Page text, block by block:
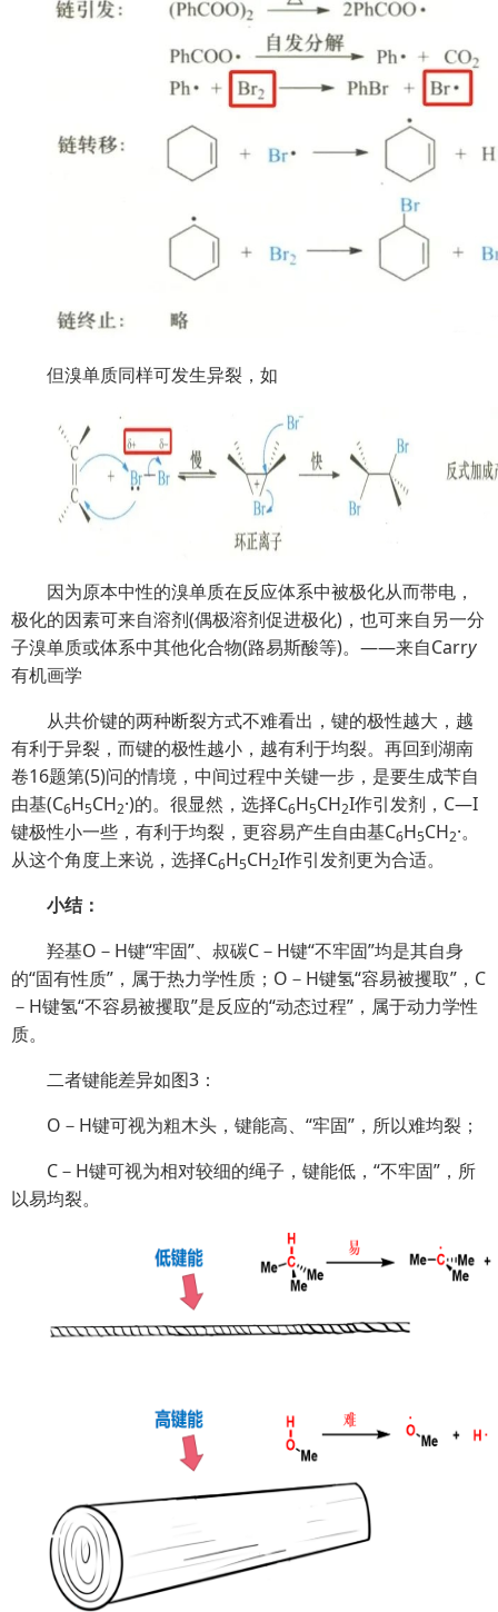
但溴单质同样可发生异裂，如
因为原本中性的溴单质在反应体系中被极化从而带电，
极化的因素可来自溶剂(偶极溶剂促进极化)，也可来自另一分
子溴单质或体系中其他化合物(路易斯酸等)。 ——来自Carry
有机画学
从共价键的两种断裂方式不难看出，键的极性越大，越
有利于异裂，而键的极性越小，越有利于均裂。再回到湖南
卷16题第(5)问的情境，中间过程中关键一步，是要生成苄自
由基(C6H5CH2·)的。很显然，选择C6H5CH2I作引发剂，C—I
键极性小一些，有利于均裂，更容易产生自由基C6H5CH2·。
从这个角度上来说，选择C6H5CH2I作引发剂更为合适。
小结：
羟基O－H键“牢固”、叔碳C－H键“不牢固”均是其自身
的“固有性质”，属于热力学性质； O－H键氢“容易被攫取”，C
－H键氢“不容易被攫取”是反应的“动态过程”，属于动力学性
质。
二者键能差异如图3：
O－H键可视为粗木头，键能高、“牢固”，所以难均裂；
C－H键可视为相对较细的绳子，键能低，“不牢固”，所
以易均裂。